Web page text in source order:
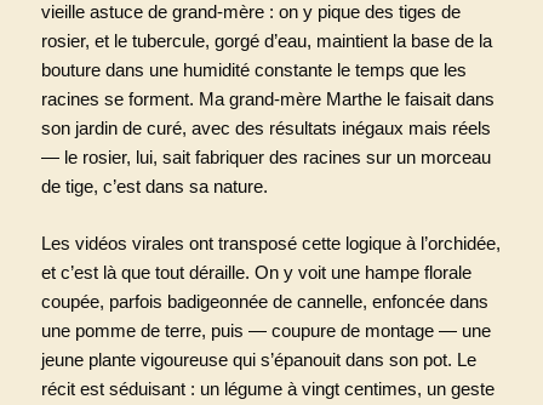
vieille astuce de grand-mère : on y pique des tiges de
rosier, et le tubercule, gorgé d’eau, maintient la base de la
bouture dans une humidité constante le temps que les
racines se forment. Ma grand-mère Marthe le faisait dans
son jardin de curé, avec des résultats inégaux mais réels
— le rosier, lui, sait fabriquer des racines sur un morceau
de tige, c’est dans sa nature.
Les vidéos virales ont transposé cette logique à l’orchidée,
et c’est là que tout déraille. On y voit une hampe florale
coupée, parfois badigeonnée de cannelle, enfoncée dans
une pomme de terre, puis — coupure de montage — une
jeune plante vigoureuse qui s’épanouit dans son pot. Le
récit est séduisant : un légume à vingt centimes, un geste